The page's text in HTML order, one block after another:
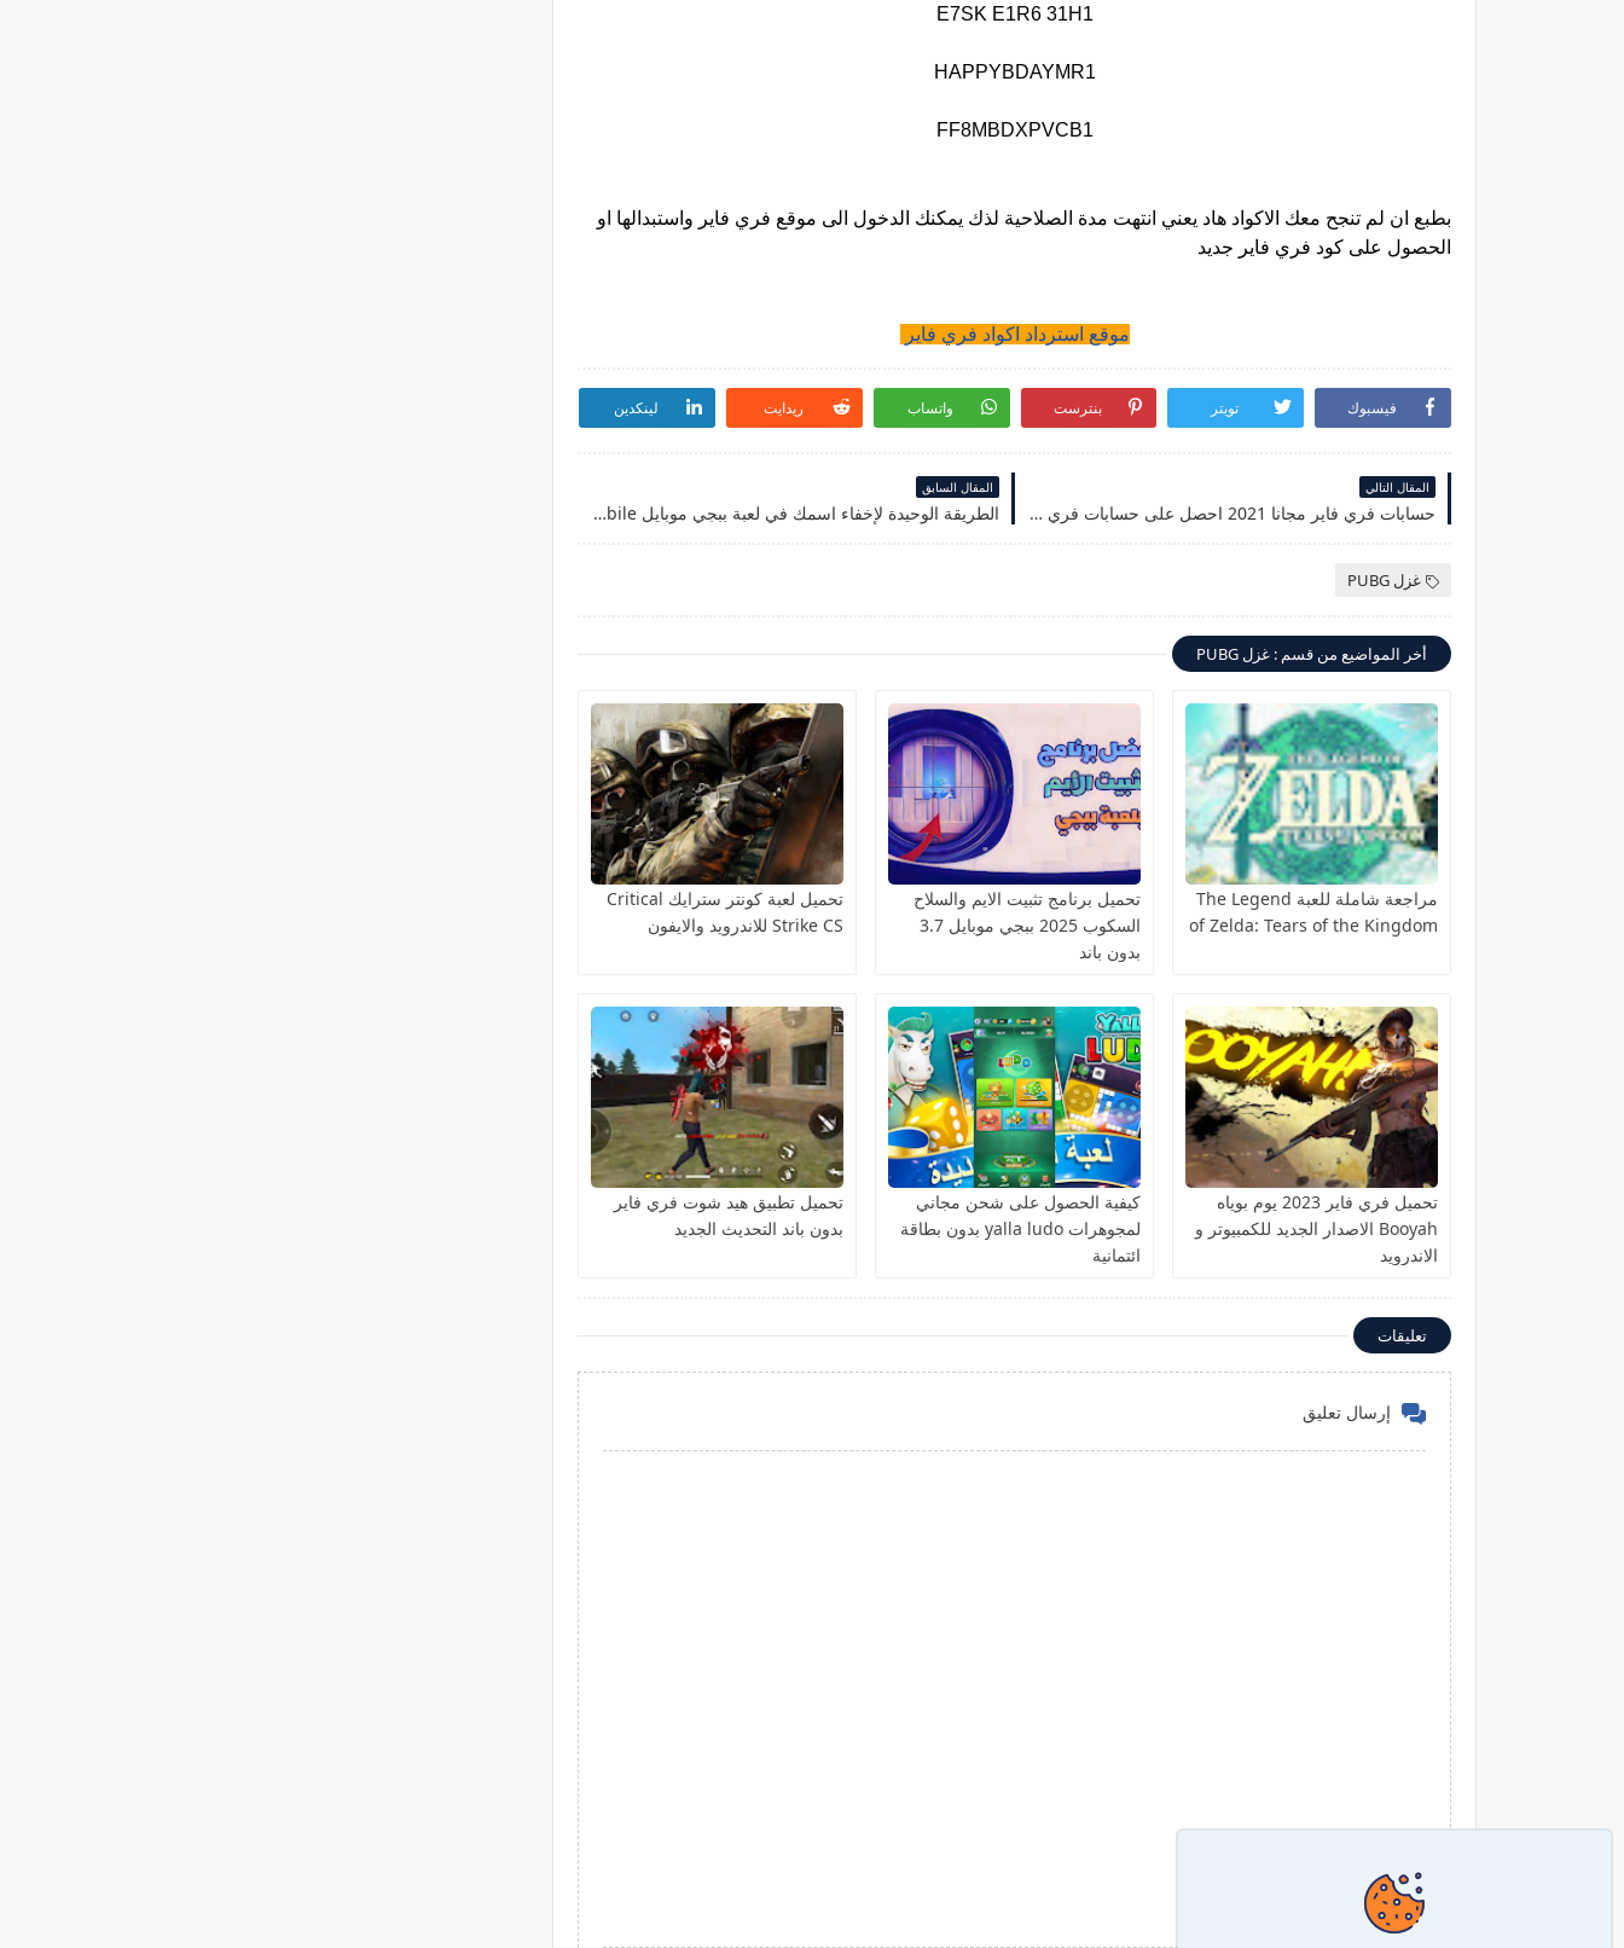
E7SK E1R6 31H1
HAPPYBDAYMR1
FF8MBDXPVCB1
بطبع ان لم تنجح معك الاكواد هاد يعني انتهت مدة الصلاحية لذك يمكنك الدخول الى موقع فري فاير واستبدالها او
الحصول على كود فري فاير جديد
موقع استرداد اكواد فري فاير
فيسبوك تويتر بنترست واتساب ريدايت لينكدين
المقال التالي
حسابات فري فاير مجانا 2021 احصل على حسابات فري فاير غير مسروقة
المقال السابق
الطريقة الوحيدة لإخفاء اسمك في لعبة ببجي موبايل Pubg Mobile
غزل PUBG
أخر المواضيع من قسم : غزل PUBG
مراجعة شاملة للعبة The Legend
of Zelda: Tears of the Kingdom
تحميل برنامج تثبيت الايم والسلاح
السكوب 2025 ببجي موبايل 3.7
بدون باند
تحميل لعبة كونتر سترايك Critical
Strike CS للاندرويد والايفون
تحميل فري فاير 2023 يوم بوياه
Booyah الاصدار الجديد للكمبيوتر و
الاندرويد
كيفية الحصول على شحن مجاني
لمجوهرات yalla ludo بدون بطاقة
ائتمانية
تحميل تطبيق هيد شوت فري فاير
بدون باند التحديث الجديد
تعليقات
إرسال تعليق